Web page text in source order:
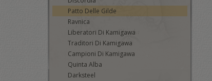
Patto Delle Gilde
Ravnica
Liberatori Di Kamigawa
Traditori Di Kamigawa
Campioni Di Kamigawa
Quinta Alba
Darksteel